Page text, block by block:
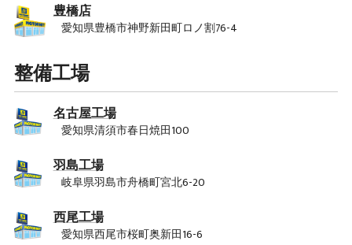
豊橋店
愛知県豊橋市神野新田町ロノ割76-4
整備工場
名古屋工場
愛知県清須市春日焼田100
羽島工場
岐阜県羽島市舟橋町宮北6-20
西尾工場
愛知県西尾市桜町奥新田16-6